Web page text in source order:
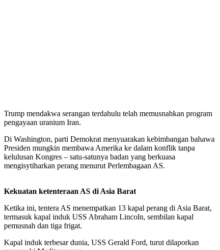
Trump mendakwa serangan terdahulu telah memusnahkan program
pengayaan uranium Iran.
Di Washington, parti Demokrat menyuarakan kebimbangan bahawa
Presiden mungkin membawa Amerika ke dalam konflik tanpa
kelulusan Kongres – satu-satunya badan yang berkuasa
mengisytiharkan perang menurut Perlembagaan AS.
Kekuatan ketenteraan AS di Asia Barat
Ketika ini, tentera AS menempatkan 13 kapal perang di Asia Barat,
termasuk kapal induk USS Abraham Lincoln, sembilan kapal
pemusnah dan tiga frigat.
Kapal induk terbesar dunia, USS Gerald Ford, turut dilaporkan